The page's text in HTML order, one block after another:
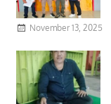
November 13, 2025